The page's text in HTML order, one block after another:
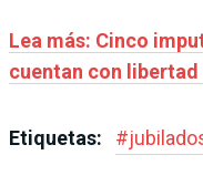
Lea más: Cinco
cuentan con
Etiquetas: #